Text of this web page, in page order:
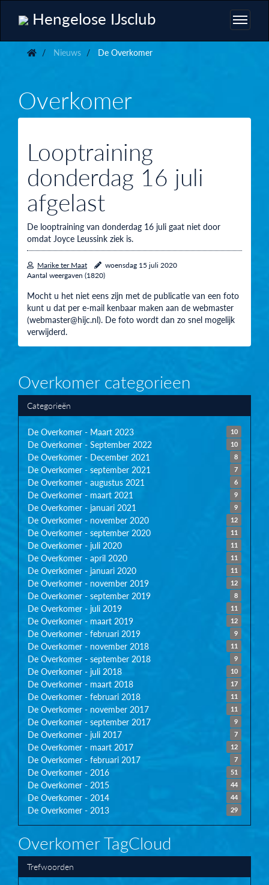
Hengelose IJsclub
Nieuws De Overkomer
Overkomer
Looptraining
donderdag 16 juli
afgelast
De looptraining van donderdag 16 juli gaat niet door
omdat Joyce Leussink ziek is.
Marike ter Maat
woensdag 15 juli 2020
Aantal weergaven (1820)
Mocht u het niet eens zijn met de publicatie van een foto
kunt u dat per e-mail kenbaar maken aan de webmaster
(webmaster@hijc.nl). De foto wordt dan zo snel mogelijk
verwijderd.
Overkomer categorieen
Categorieën
10
De Overkomer - Maart 2023
10
De Overkomer - September 2022
8
De Overkomer - December 2021
7
De Overkomer - september 2021
6
De Overkomer - augustus 2021
9
De Overkomer - maart 2021
9
De Overkomer - januari 2021
12
De Overkomer - november 2020
11
De Overkomer - september 2020
11
De Overkomer - juli 2020
11
De Overkomer - april 2020
11
De Overkomer - januari 2020
12
De Overkomer - november 2019
8
De Overkomer - september 2019
11
De Overkomer - juli 2019
12
De Overkomer - maart 2019
9
De Overkomer - februari 2019
11
De Overkomer - november 2018
9
De Overkomer - september 2018
10
De Overkomer - juli 2018
17
De Overkomer - maart 2018
11
De Overkomer - februari 2018
11
De Overkomer - november 2017
9
De Overkomer - september 2017
7
De Overkomer - juli 2017
12
De Overkomer - maart 2017
7
De Overkomer - februari 2017
51
De Overkomer - 2016
44
De Overkomer - 2015
44
De Overkomer - 2014
29
De Overkomer - 2013
Overkomer TagCloud
Trefwoorden